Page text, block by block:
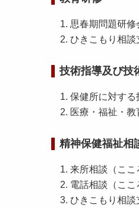
思春期問題研修
ひきこもり相談
技術指導及び技
保健所に対する
医療・福祉・
精神保健福祉相
来所相談（ここ
電話相談（ここ
ひきこもり相